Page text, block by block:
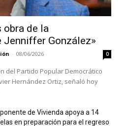
obra de la
Jenniffer González»
- 08/06/2026 0
del Partido Popular Democrático
Hernández Ortiz, señaló hoy
de Vivienda apoya a 14
en preparación para el regreso